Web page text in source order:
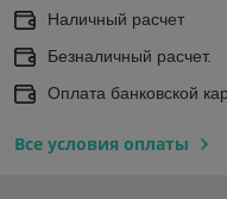
Наличный расчет
Безналичный расчет.
Оплата банковской
Все условия оплаты